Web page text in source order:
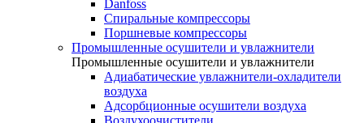
Danfoss
Спиральные компрессоры
Поршневые компрессоры
Промышленные осушители и увлажнители
Промышленные осушители и увлажнители
Адиабатические увлажнители-охладители
воздуха
Адсорбционные осушители воздуха
Воздухоочистители